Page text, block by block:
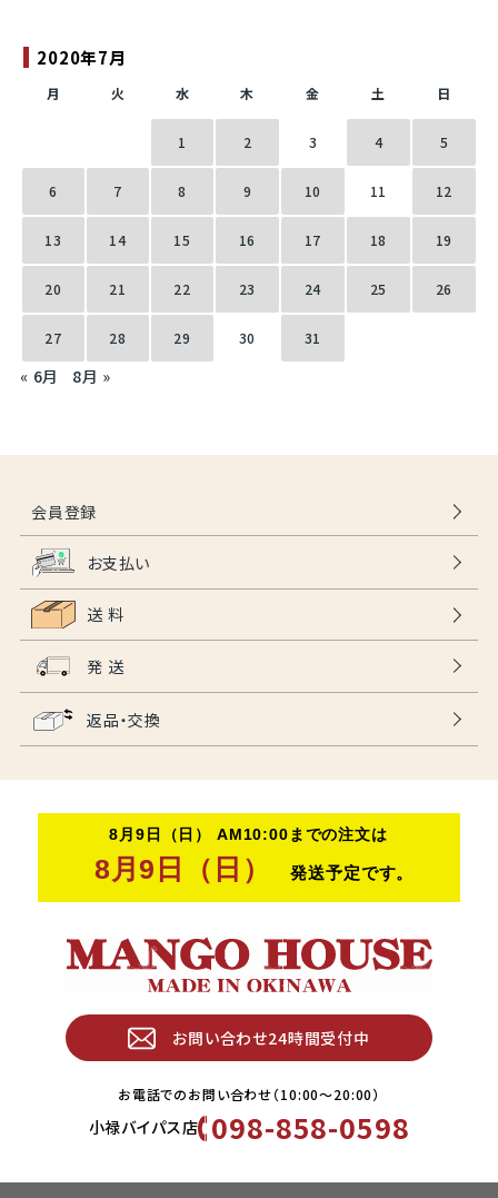
2020年7月
月 火 水 木 金 土 日
1 2 3 4 5
6 7 8 9 10 11 12
13 14 15 16 17 18 19
20 21 22 23 24 25 26
27 28 29 30 31
« 6月 8月 »
会員登録
お支払い
送 料
発 送
返品・交換
お問い合わせ24時間受付中
お電話でのお問い合わせ（10:00〜20:00）
小禄バイパス店 098-858-0598